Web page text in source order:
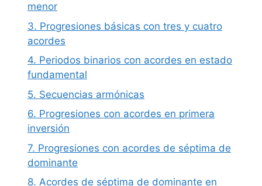
menor
3. Progresiones básicas con tres y cuatro
acordes
4. Periodos binarios con acordes en estado
fundamental
5. Secuencias armónicas
6. Progresiones con acordes en primera
inversión
7. Progresiones con acordes de séptima de
dominante
8. Acordes de séptima de dominante en